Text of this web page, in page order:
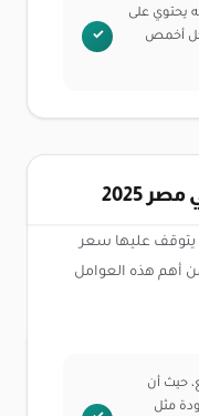
يحتوي على
أخمص
2025
يتوقف عليها سعر
الطبي في مصر 2025، ومن أهم هذه العوامل
حيث أن
مثل